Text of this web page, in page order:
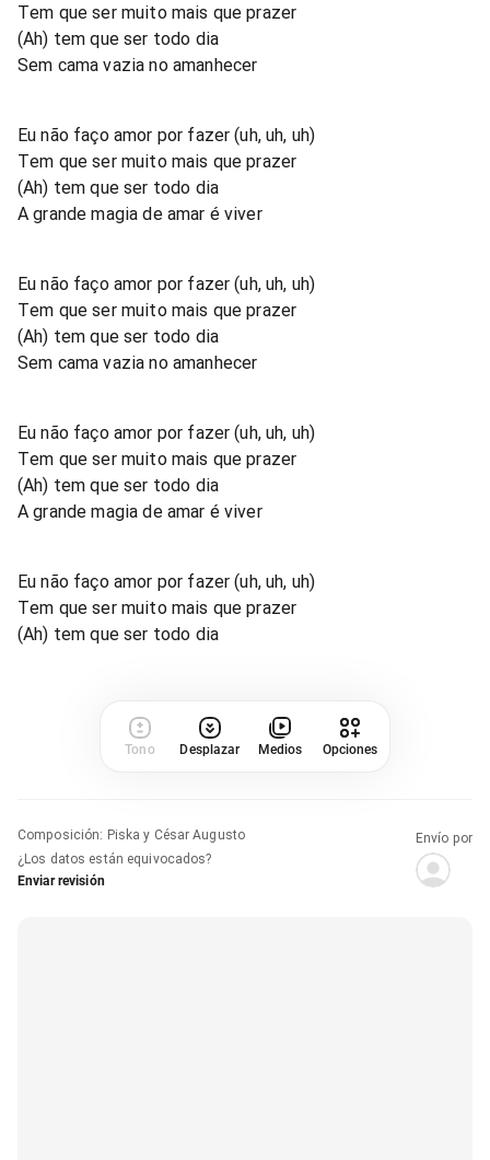
Tem que ser muito mais que prazer
(Ah) tem que ser todo dia
Sem cama vazia no amanhecer
Eu não faço amor por fazer (uh, uh, uh)
Tem que ser muito mais que prazer
(Ah) tem que ser todo dia
A grande magia de amar é viver
Eu não faço amor por fazer (uh, uh, uh)
Tem que ser muito mais que prazer
(Ah) tem que ser todo dia
Sem cama vazia no amanhecer
Eu não faço amor por fazer (uh, uh, uh)
Tem que ser muito mais que prazer
(Ah) tem que ser todo dia
A grande magia de amar é viver
Eu não faço amor por fazer (uh, uh, uh)
Tem que ser muito mais que prazer
(Ah) tem que ser todo dia
Tono Desplazar Medios Opciones
Composición: Piska y César Augusto
¿Los datos están equivocados?
Enviar revisión
Envío por